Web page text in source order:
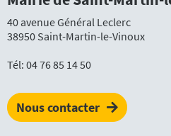
40 avenue Général Leclerc
38950 Saint-Martin-le-Vinoux
Tél: 04 76 85 14 50
Nous contacter